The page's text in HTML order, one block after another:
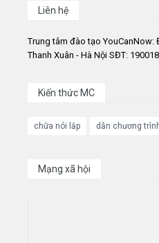
Liên hệ
Trung tâm đào tạo YouCanNow:
Thanh Xuân - Hà Nội SĐT:
Kiến thức MC
chữa nói lắp dẫn chương
Mạng xã hội